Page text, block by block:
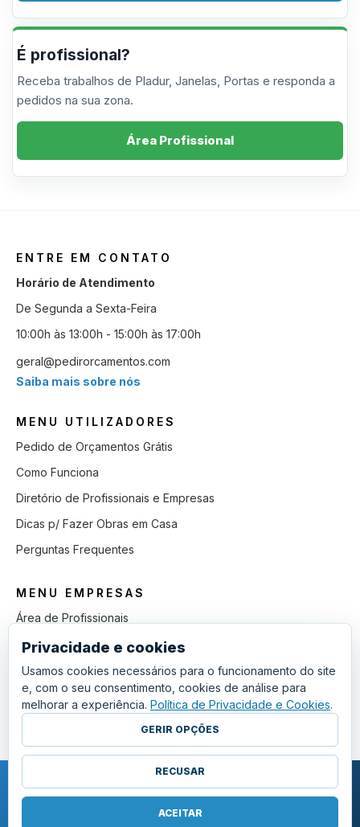
É profissional?
Receba trabalhos de Pladur, Janelas, Portas e responda a
pedidos na sua zona.
Área Profissional
ENTRE EM CONTATO
Horário de Atendimento
De Segunda a Sexta-Feira
10:00h às 13:00h - 15:00h às 17:00h
geral@pedirorcamentos.com
Saiba mais sobre nós
MENU UTILIZADORES
Pedido de Orçamentos Grátis
Como Funciona
Diretório de Profissionais e Empresas
Dicas p/ Fazer Obras em Casa
Perguntas Frequentes
MENU EMPRESAS
Área de Profissionais
Como Funciona
Lista de Pedidos em Aberto
Como Ganhar mais Obras
Perguntas Frequentes
COPYRIGHT © 2011 - 2026 SGSI. TODOS OS DIREITOS RESERVADOS.
POLÍTICA DE PRIVACIDADE E COOKIES
Privacidade e cookies
Usamos cookies necessários para o funcionamento do site
e, com o seu consentimento, cookies de análise para
melhorar a experiência. Política de Privacidade e Cookies.
GERIR OPÇÕES
RECUSAR
ACEITAR